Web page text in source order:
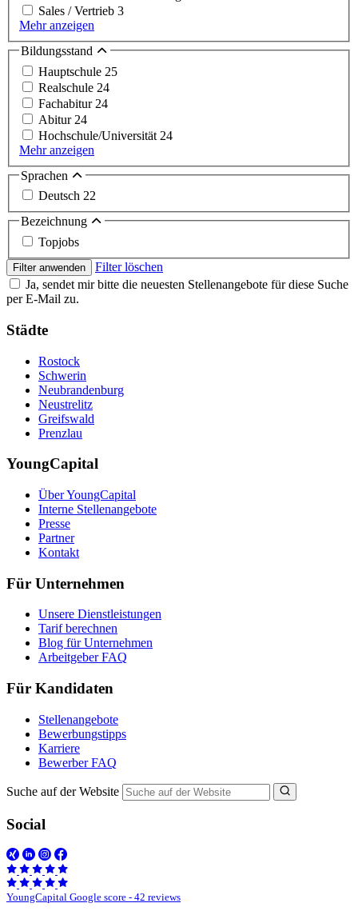
Sales / Vertrieb 3
Mehr anzeigen
Bildungsstand
Hauptschule 25
Realschule 24
Fachabitur 24
Abitur 24
Hochschule/Universität 24
Mehr anzeigen
Sprachen
Deutsch 22
Bezeichnung
Topjobs
Filter anwenden
Filter löschen
Ja, sendet mir bitte die neuesten Stellenangebote für diese Suche
per E-Mail zu.
Städte
Rostock
Schwerin
Neubrandenburg
Neustrelitz
Greifswald
Prenzlau
YoungCapital
Über YoungCapital
Interne Stellenangebote
Presse
Partner
Kontakt
Für Unternehmen
Unsere Dienstleistungen
Tarif berechnen
Blog für Unternehmen
Arbeitgeber FAQ
Für Kandidaten
Stellenangebote
Bewerbungstipps
Karriere
Bewerber FAQ
Suche auf der Website
Social
YoungCapital Google score - 42 reviews